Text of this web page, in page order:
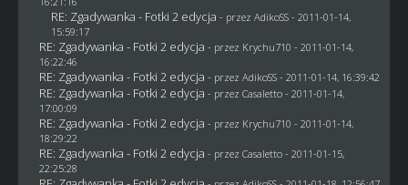
RE: Zgadywanka - Fotki 2 edycja - przez AdikoSS - 2011-01-14,
15:59:17
RE: Zgadywanka - Fotki 2 edycja - przez Krychu710 - 2011-01-14,
16:22:46
RE: Zgadywanka - Fotki 2 edycja - przez AdikoSS - 2011-01-14, 16:39:42
RE: Zgadywanka - Fotki 2 edycja - przez Casaletto- 2011-01-14,
17:00:09
RE: Zgadywanka - Fotki 2 edycja - przez Krychu710 - 2011-01-14,
18:29:22
RE: Zgadywanka - Fotki 2 edycja - przez Casaletto- 2011-01-15,
22:25:28